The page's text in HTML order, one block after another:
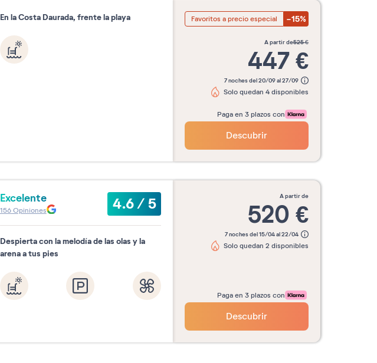
En la Costa Daurada, frente la playa Favoritos a precio especial -15%
a partir de525€
447€
7 noches del 20/09 al 27/09
Solo quedan 4 disponibles
Paga en 3 plazos con
Descubrir
Excelente 4.6/5
156Opiniones
Despierta con la melodía de las olas y la
arena a tus pies
a partir de
520 €
7 noches del 15/04 al 22/04
Solo quedan 2 disponibles
Paga en 3 plazos con
Descubrir